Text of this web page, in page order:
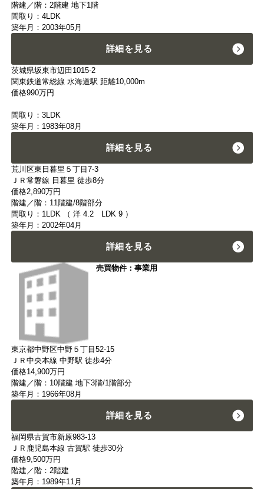
階建／階：2階建 地下1階
間取り：4LDK
築年月：2003年05月
詳細を見る
茨城県坂東市辺田1015-2
関東鉄道常総線 水海道駅 距離10,000m
価格990万円
間取り：3LDK
築年月：1983年08月
詳細を見る
荒川区東日暮里５丁目7-3
ＪＲ常磐線 日暮里 徒歩8分
価格2,890万円
階建／階：11階建/8階部分
間取り：1LDK （ 洋 4.2 LDK 9 ）
築年月：2002年04月
詳細を見る
売買物件：事業用
東京都中野区中野５丁目52-15
ＪＲ中央本線 中野駅 徒歩4分
価格14,900万円
階建／階：10階建 地下3階/1階部分
築年月：1966年08月
詳細を見る
福岡県古賀市新原983-13
ＪＲ鹿児島本線 古賀駅 徒歩30分
価格9,500万円
階建／階：2階建
築年月：1989年11月